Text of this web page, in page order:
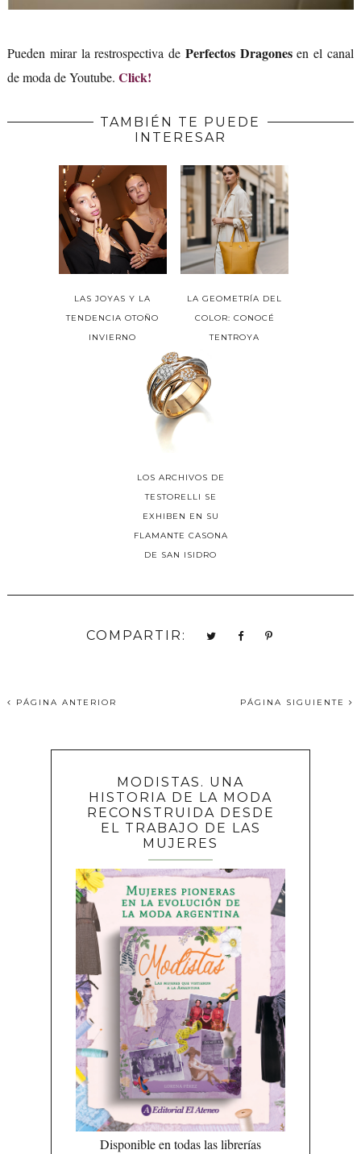
Pueden mirar la restrospectiva de Perfectos Dragonesen el canal
de moda de Youtube. Click!
TAMBIÉN TE PUEDE
INTERESAR
LAS JOYAS Y LA
TENDENCIA OTOÑO
INVIERNO
LA GEOMETRÍA DEL
COLOR: CONOCÉ
TENTROYA
LOS ARCHIVOS DE
TESTORELLI SE
EXHIBEN EN SU
FLAMANTE CASONA
DE SAN ISIDRO
COMPARTIR:
PÁGINA ANTERIOR PÁGINA SIGUIENTE
MODISTAS. UNA
HISTORIA DE LA MODA
RECONSTRUIDA DESDE
EL TRABAJO DE LAS
MUJERES
Disponible en todas las librerías